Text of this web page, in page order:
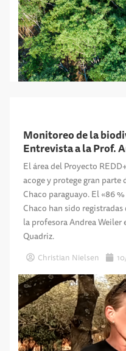
Monitoreo de la
Entrevista a la Prof.
El área del Proyecto
acoge y protege gran
Chaco paraguayo. El «86
Chaco han sido
la profesora Andrea
Quadriz.
Christian Nielsen